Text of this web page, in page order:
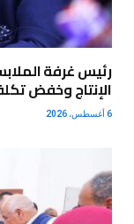
رئيس غرفة
الإنتاج وخفض
6 أغسطس، 2026